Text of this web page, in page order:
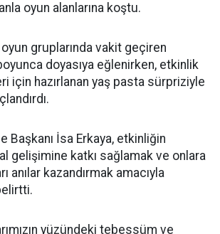
oyun alanlarına koştu.
gruplarında vakit geçiren
doyasıya eğlenirken, etkinlik
için hazırlanan yaş pasta sürpriziyle
Başkanı İsa Erkaya, etkinliğin
gelişimine katkı sağlamak ve onlara
anılar kazandırmak amacıyla
yüzündeki tebessüm ve